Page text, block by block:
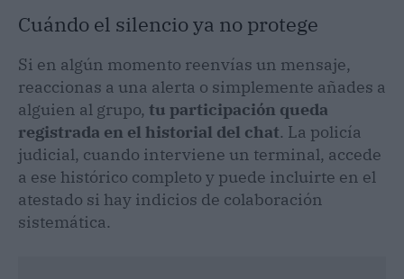
Cuándo el silencio ya no protege
Si en algún momento reenvías un mensaje,
reaccionas a una alerta o simplemente añades a
alguien al grupo, tu participación queda
registrada en el historial del chat. La policía
judicial, cuando interviene un terminal, accede
a ese histórico completo y puede incluirte en el
atestado si hay indicios de colaboración
sistemática.